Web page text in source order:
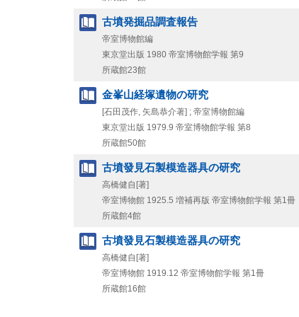
古墳発掘品調査報告
帝室博物館編
東京堂出版 1980 帝室博物館学報 第9
所蔵館23館
金峯山経塚遺物の研究
[石田茂作, 矢島恭介著] ; 帝室博物館編
東京堂出版 1979.9 帝室博物館学報 第8
所蔵館50館
古墳發見石製模造器具の研究
高橋健自[著]
帝室博物館 1925.5 増補再版 帝室博物館学報 第1冊
所蔵館4館
古墳發見石製模造器具の研究
高橋健自[著]
帝室博物館 1919.12 帝室博物館学報 第1冊
所蔵館16館